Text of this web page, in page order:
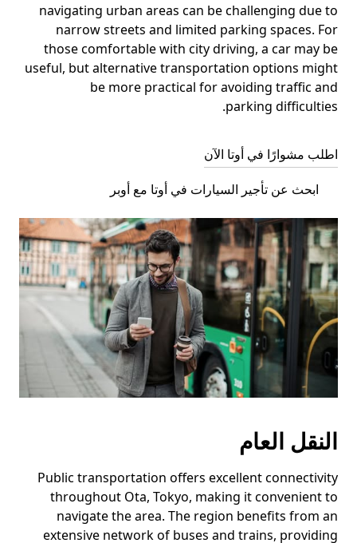
navigating urban areas can be challenging due to
narrow streets and limited parking spaces. For
those comfortable with city driving, a car may be
useful, but alternative transportation options might
be more practical for avoiding traffic and
parking difficulties.
اطلب مشوارًا في أوتا الآن
ابحث عن تأجير السيارات في أوتا مع أوبر
النقل العام
Public transportation offers excellent connectivity
throughout Ota, Tokyo, making it convenient to
navigate the area. The region benefits from an
extensive network of buses and trains, providing